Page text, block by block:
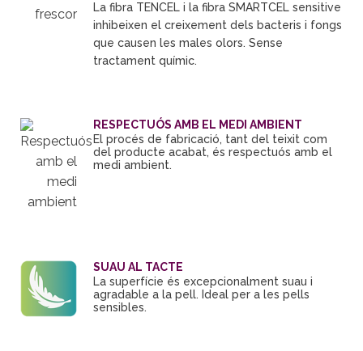
La fibra TENCEL i la fibra SMARTCEL sensitive
inhibeixen el creixement dels bacteris i fongs
que causen les males olors. Sense
tractament químic.
RESPECTUÓS AMB EL MEDI AMBIENT
El procés de fabricació, tant del teixit com
del producte acabat, és respectuós amb el
medi ambient.
SUAU AL TACTE
La superfície és excepcionalment suau i
agradable a la pell. Ideal per a les pells
sensibles.